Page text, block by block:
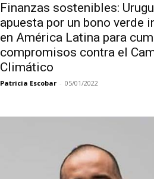
Finanzas sostenibles:
apuesta por un bono verde
en América Latina para
compromisos contra el
Climático
Patricia Escobar - 05/01/2022